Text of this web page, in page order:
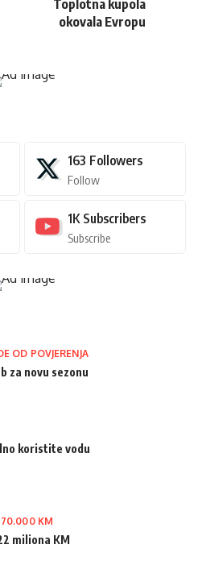
Toplotna kupola
okovala Evropu
163 Followers
Follow
1K Subscribers
Subscribe
OD POVJERENJA
za novu sezonu
koristite vodu
70.000 KM
miliona KM